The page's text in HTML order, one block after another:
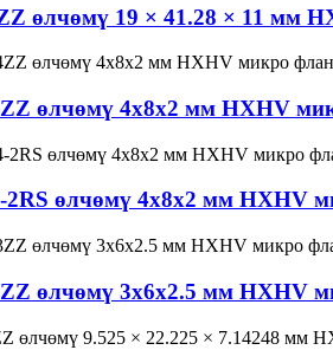
өлчөмү 19 × 41.28 × 11 мм
өлчөмү 4x8x2 мм HXHV
2RS өлчөмү 4x8x2 мм HXHV
өлчөмү 3x6x2.5 мм HXHV